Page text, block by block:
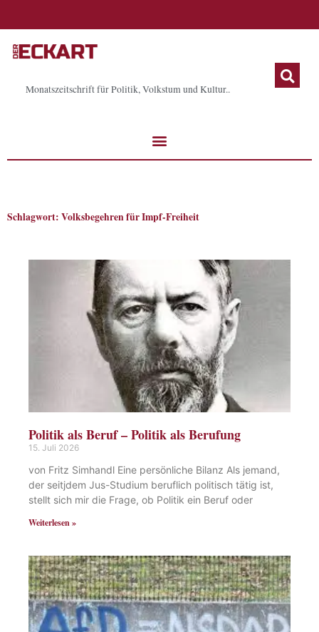
Monatszeitschrift für Politik, Volkstum und Kultur..
Schlagwort: Volksbegehren für Impf-Freiheit
Politik als Beruf – Politik als Berufung
15. Juli 2026
von Fritz Simhandl Eine persönliche Bilanz Als jemand,
der seitjdem Jus-Studium beruflich politisch tätig ist,
stellt sich mir die Frage, ob Politik ein Beruf oder
Weiterlesen »
Seite Seite